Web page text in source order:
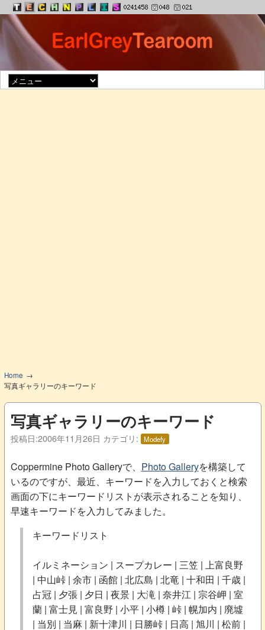
Home
写真ギャラリーのキーワード
写真ギャラリーのキーワード
投稿日:2006年11月26日 カテゴリ: Modefy
Coppermine Photo Galleryで、 Photo Galleryを構築して
いるのですが、最近、キーワードを入力しておくと検索
画面の下にキーワードリストが表示されることを知り、
早速キーワードを入力してみました。
キーワードリスト
イルミネーション | スープカレー | 三笠 | 上富良野
| 中山峠 | 余市 | 函館 | 北広島 | 北竜 | 十和田 | 千歳 |
占冠 | 夕張 | 夕日 | 夜景 | 大滝 | 奈井江 | 宗谷岬 | 室
蘭 | 富士見 | 富良野 | 小平 | 小樽 | 峠 | 幌加内 | 廃墟
| 当別 | 当麻 | 新十津川 | 日勝峠 | 日高 | 旭川 | 松前 |